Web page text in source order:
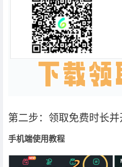
第二步：领取免费时长并
手机端使用教程